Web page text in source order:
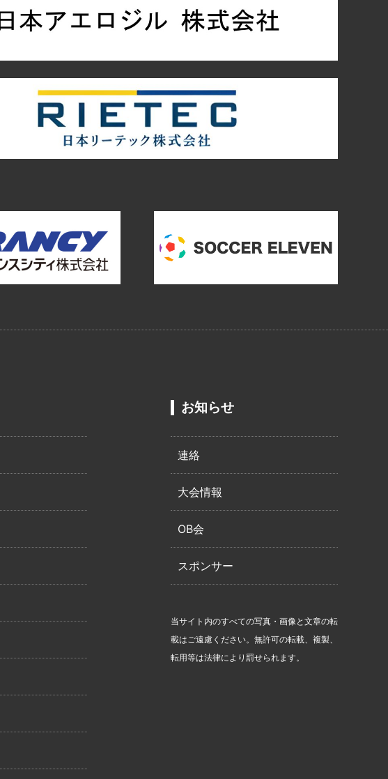
お知らせ
連絡
大会情報
OB会
スポンサー
当サイト内のすべての写真・画像と文章の転
載はご遠慮ください。無許可の転載、複製、
転用等は法律により罰せられます。